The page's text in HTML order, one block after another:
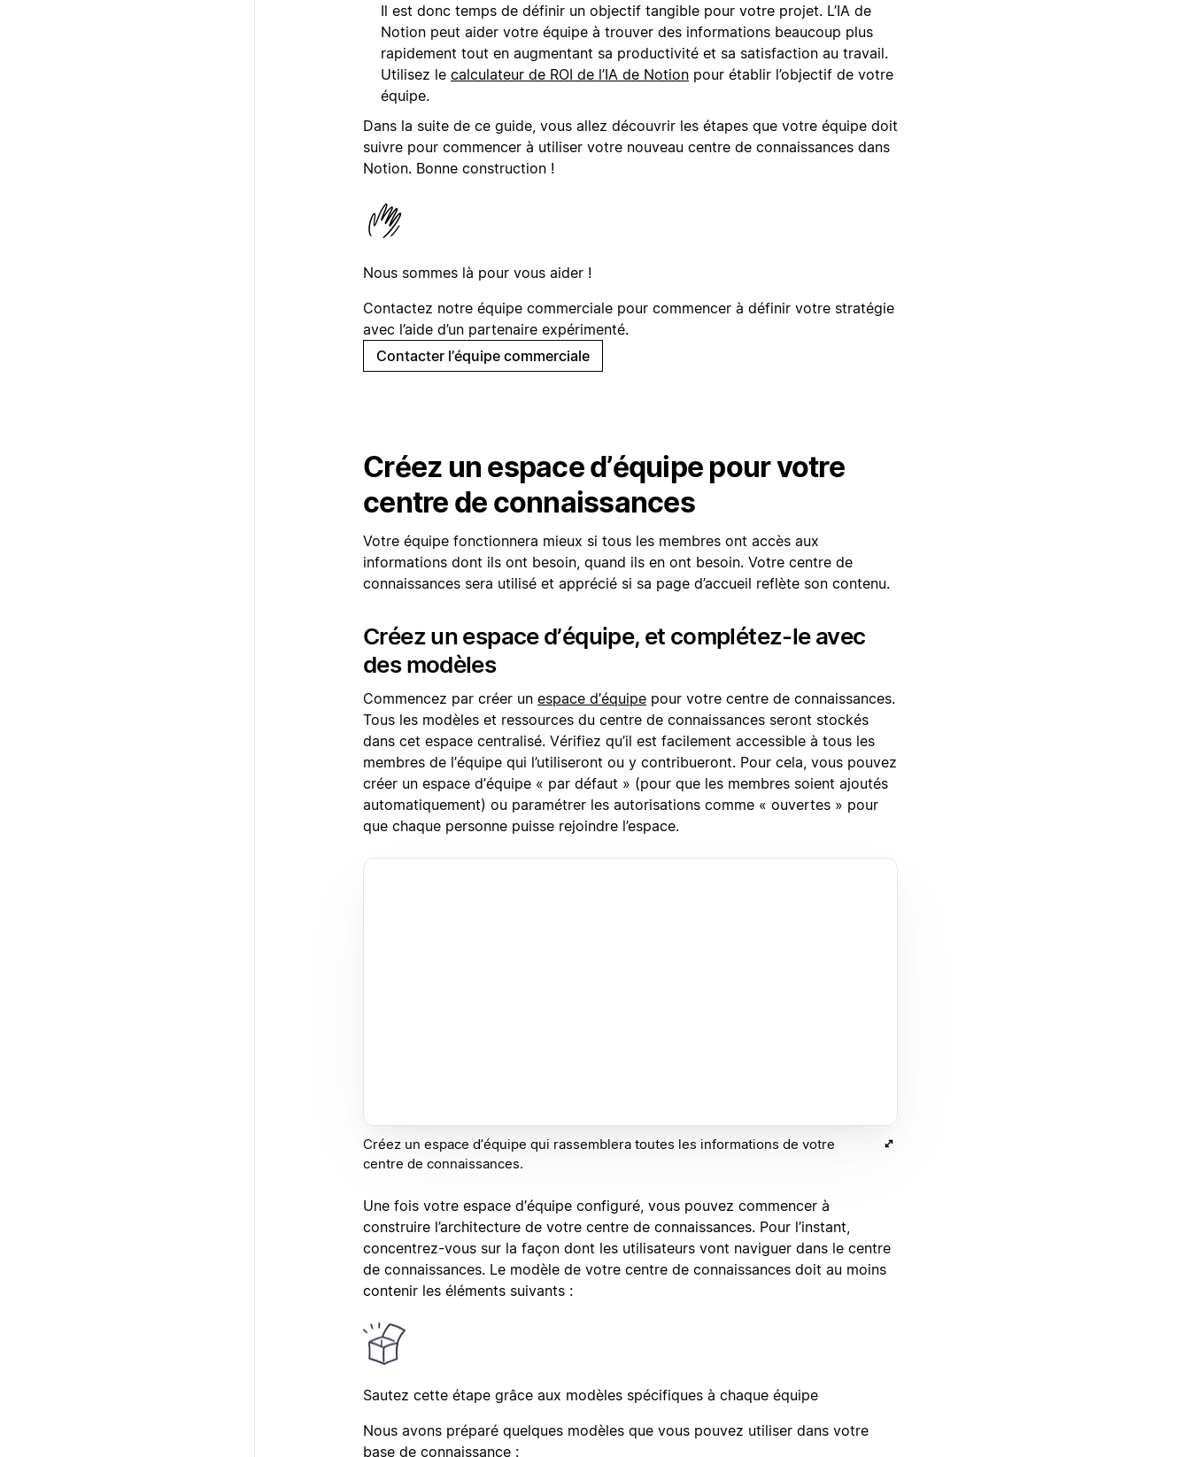
Il est donc temps de définir un objectif tangible pour votre projet. L’IA de
Notion peut aider votre équipe à trouver des informations beaucoup plus
rapidement tout en augmentant sa productivité et sa satisfaction au travail.
Utilisez le calculateur de ROI de l’IA de Notion pour établir l’objectif de votre
équipe.
Dans la suite de ce guide, vous allez découvrir les étapes que votre équipe doit
suivre pour commencer à utiliser votre nouveau centre de connaissances dans
Notion. Bonne construction !
Nous sommes là pour vous aider !
Contactez notre équipe commerciale pour commencer à définir votre stratégie
avec l’aide d’un partenaire expérimenté.
Contacter l’équipe commerciale
Créez un espace d’équipe pour votre
centre de connaissances
Votre équipe fonctionnera mieux si tous les membres ont accès aux
informations dont ils ont besoin, quand ils en ont besoin. Votre centre de
connaissances sera utilisé et apprécié si sa page d’accueil reflète son contenu.
Créez un espace d’équipe, et complétez-le avec
des modèles
Commencez par créer un espace d’équipe pour votre centre de connaissances.
Tous les modèles et ressources du centre de connaissances seront stockés
dans cet espace centralisé. Vérifiez qu’il est facilement accessible à tous les
membres de l’équipe qui l’utiliseront ou y contribueront. Pour cela, vous pouvez
créer un espace d’équipe « par défaut » (pour que les membres soient ajoutés
automatiquement) ou paramétrer les autorisations comme « ouvertes » pour
que chaque personne puisse rejoindre l’espace.
Créez un espace d’équipe qui rassemblera toutes les informations de votre
centre de connaissances.
Une fois votre espace d’équipe configuré, vous pouvez commencer à
construire l’architecture de votre centre de connaissances. Pour l’instant,
concentrez-vous sur la façon dont les utilisateurs vont naviguer dans le centre
de connaissances. Le modèle de votre centre de connaissances doit au moins
contenir les éléments suivants :
Sautez cette étape grâce aux modèles spécifiques à chaque équipe
Nous avons préparé quelques modèles que vous pouvez utiliser dans votre
base de connaissance :